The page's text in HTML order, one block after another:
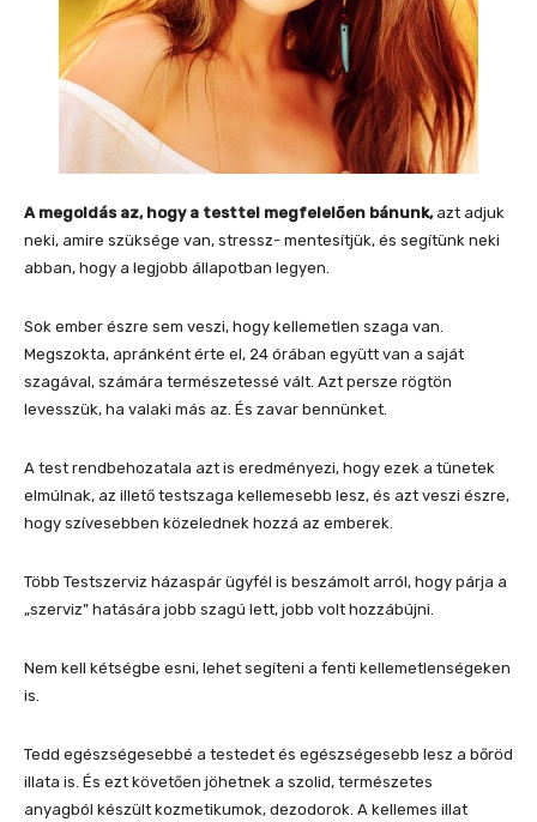
A megoldás az, hogy a testtel megfelelően bánunk,azt adjuk
neki, amire szüksége van, stressz- mentesítjük, és segítünk neki
abban, hogy a legjobb állapotban legyen.
Sok ember észre sem veszi, hogy kellemetlen szaga van.
Megszokta, apránként érte el, 24 órában együtt van a saját
szagával, számára természetessé vált. Azt persze rögtön
levesszük, ha valaki más az. És zavar bennünket.
A test rendbehozatala azt is eredményezi, hogy ezek a tünetek
elmúlnak, az illető testszaga kellemesebb lesz, és azt veszi észre,
hogy szívesebben közelednek hozzá az emberek.
Több Testszerviz házaspár ügyfél is beszámolt arról, hogy párja a
„szerviz” hatására jobb szagú lett, jobb volt hozzábújni.
Nem kell kétségbe esni, lehet segíteni a fenti kellemetlenségeken
is.
Tedd egészségesebbé a testedet és egészségesebb lesz a bőröd
illata is. És ezt követően jöhetnek a szolid, természetes
anyagból készült kozmetikumok, dezodorok. A kellemes illat